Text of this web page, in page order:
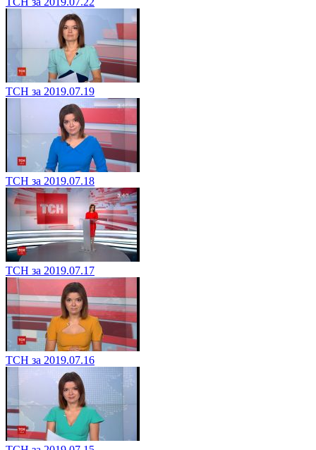
ТСН за 2019.07.22
ТСН за 2019.07.19
ТСН за 2019.07.18
ТСН за 2019.07.17
ТСН за 2019.07.16